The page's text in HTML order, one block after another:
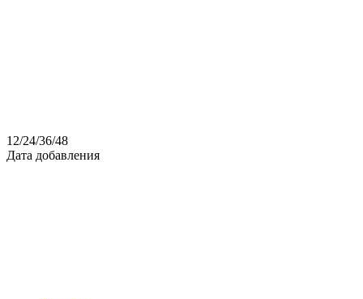
12/24/36/48
Дата добавления